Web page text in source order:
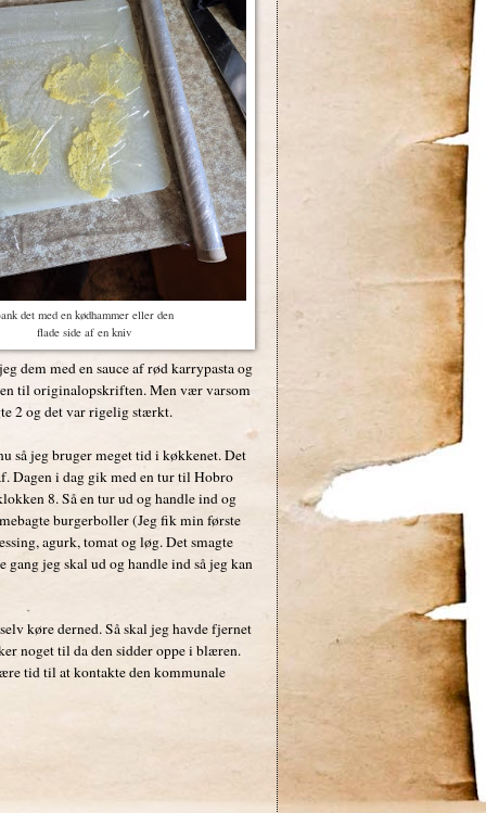
det med en kødhammer eller den
flade side af en kniv
dem med en sauce af rød karrypasta og
til originalopskriften. Men vær varsom
2 og det var rigelig stærkt.
så jeg bruger meget tid i køkkenet. Det
Dagen i dag gik med en tur til Hobro
8. Så en tur ud og handle ind og
burgerboller (Jeg fik min første
agurk, tomat og løg. Det smagte
jeg skal ud og handle ind så jeg kan
køre derned. Så skal jeg havde fjernet
noget til da den sidder oppe i blæren.
tid til at kontakte den kommunale